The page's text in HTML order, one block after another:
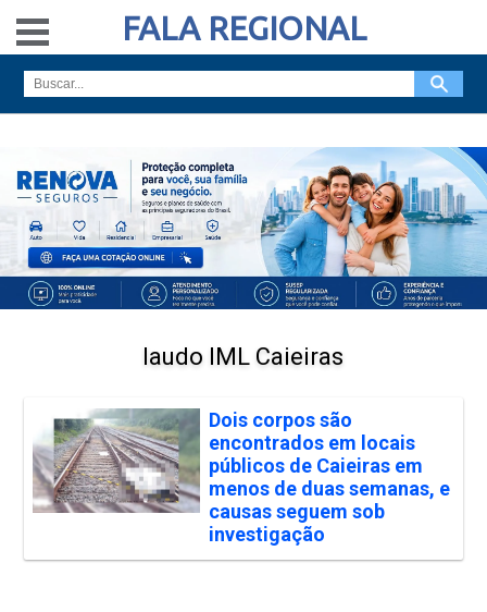
FALA REGIONAL
laudo IML Caieiras
Dois corpos são
encontrados em locais
públicos de Caieiras em
menos de duas semanas, e
causas seguem sob
investigação